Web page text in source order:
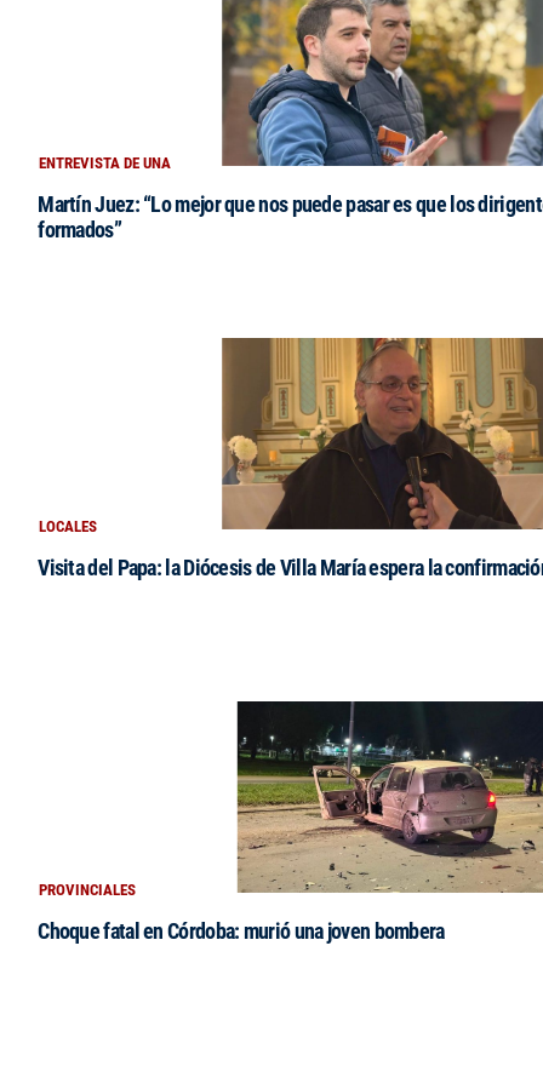
ENTREVISTA DE UNA
Martín Juez: “Lo mejor que nos puede pasar es que los
formados”
LOCALES
Visita del Papa: la Diócesis de Villa María espera la
PROVINCIALES
Choque fatal en Córdoba: murió una joven bombera